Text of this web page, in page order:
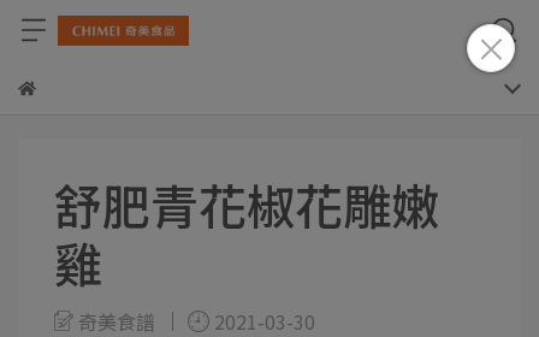
舒肥青花椒花雕嫩
雞
奇美食譜 2021-03-30